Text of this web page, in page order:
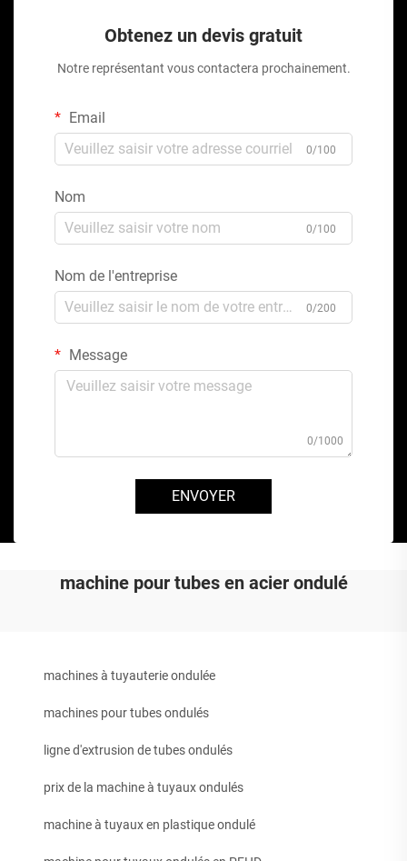
Obtenez un devis gratuit
Notre représentant vous contactera prochainement.
Email
0/100
Nom
0/100
Nom de l'entreprise
0/200
Message
0/1000
ENVOYER
machine pour tubes en acier ondulé
machines à tuyauterie ondulée
machines pour tubes ondulés
ligne d'extrusion de tubes ondulés
prix de la machine à tuyaux ondulés
machine à tuyaux en plastique ondulé